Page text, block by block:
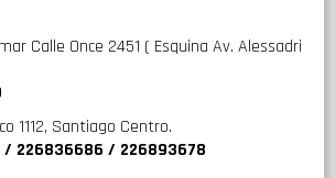
Calle Once 2451 ( Esquina Av. Alessadri
1112, Santiago Centro.
/ 226836686 / 226893678